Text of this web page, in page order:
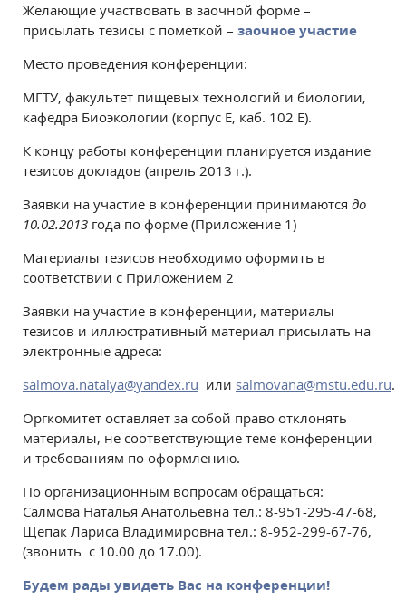
Желающие участвовать в заочной форме –
присылать тезисы с пометкой – заочное участие
Место проведения конференции:
МГТУ, факультет пищевых технологий и биологии,
кафедра Биоэкологии (корпус Е, каб. 102 Е).
К концу работы конференции планируется издание
тезисов докладов (апрель 2013 г.).
Заявки на участие в конференции принимаются до
10.02.2013 года по форме (Приложение 1)
Материалы тезисов необходимо оформить в
соответствии с Приложением 2
Заявки на участие в конференции, материалы
тезисов и иллюстративный материал присылать на
электронные адреса:
salmova.natalya@yandex.ru или salmovana@mstu.edu.ru.
Оргкомитет оставляет за собой право отклонять
материалы, не соответствующие теме конференции
и требованиям по оформлению.
По организационным вопросам обращаться:
Салмова Наталья Анатольевна тел.: 8-951-295-47-68,
Щепак Лариса Владимировна тел.: 8-952-299-67-76,
(звонить с 10.00 до 17.00).
Будем рады увидеть Вас на конференции!